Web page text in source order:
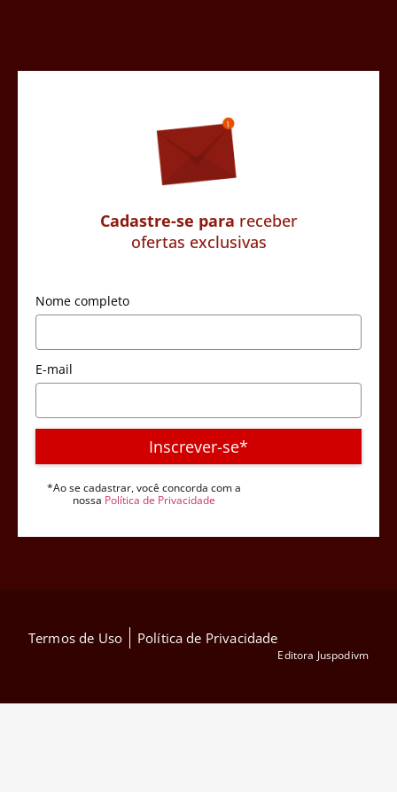
Cadastre-se para receber
ofertas exclusivas
Nome completo
E-mail
Inscrever-se*
*Ao se cadastrar, você concorda com a
nossa Política de Privacidade
Termos de Uso Política de Privacidade
Editora Juspodivm